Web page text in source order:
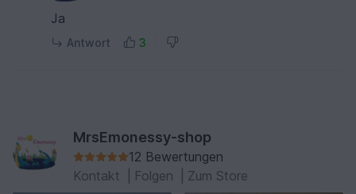
Ja
Antwort 3
MrsEmonessy-shop
12 Bewertungen
Kontakt
Folgen Zum Store